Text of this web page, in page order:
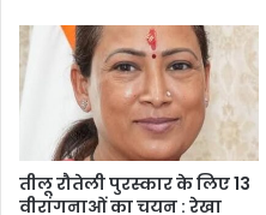
तीलू रौतेली पुरस्कार के लिए 13
वीरांगनाओं का चयन : रेखा